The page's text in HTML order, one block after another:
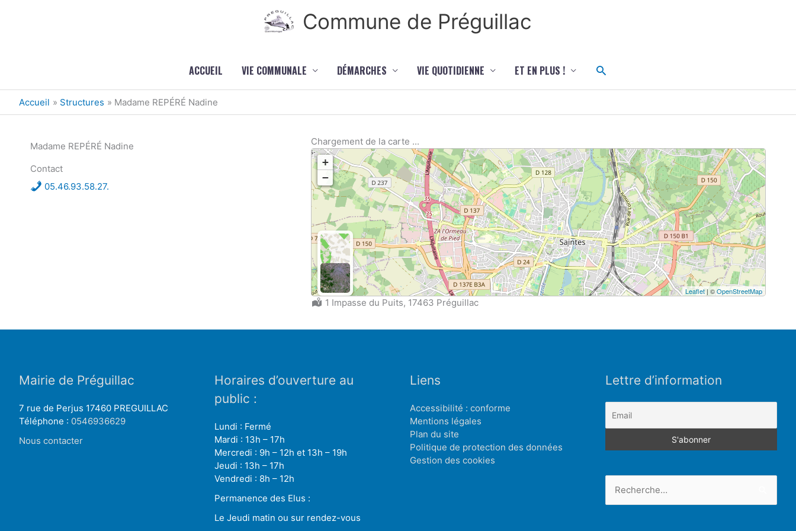
Commune de Préguillac
ACCUEIL VIE COMMUNALE DÉMARCHES VIE QUOTIDIENNE ET EN PLUS ! Rechercher
Accueil Structures Madame REPÉRÉ Nadine
Madame REPÉRÉ Nadine
Contact
05.46.93.58.27.
Chargement de la carte ...
+
−
Leaflet| ©OpenStreetMap
Localisation :
1 Impasse du Puits, 17463 Préguillac
Mairie de Préguillac
7 rue de Perjus 17460 PREGUILLAC
Téléphone : 0546936629
Nous contacter
Horaires d’ouverture au
public :
Lundi : Fermé
Mardi : 13h – 17h
Mercredi : 9h – 12h et 13h – 19h
Jeudi : 13h – 17h
Vendredi : 8h – 12h
Permanence des Elus :
Le Jeudi matin ou sur rendez-vous
Liens
Accessibilité : conforme
Mentions légales
Plan du site
Politique de protection des données
Gestion des cookies
Lettre d’information